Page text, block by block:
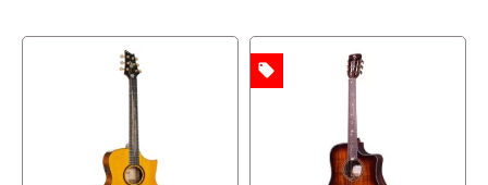
local_offer